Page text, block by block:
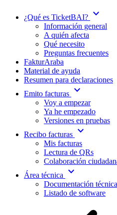
¿Qué es TicketBAI? expand_more
Información general
A quién afecta
Qué necesito
Preguntas frecuentes
FakturAraba
Material de ayuda
Resumen para declaraciones
Emito facturas expand_more
Voy a empezar
Ya he empezado
Versiones en pruebas
Recibo facturas expand_more
Mis facturas
Lectura de QRs
Colaboración
Área técnica
expand_more
Documentación técnica
Listado de software